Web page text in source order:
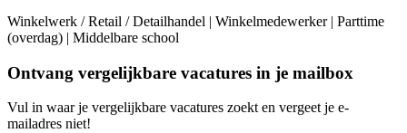
Winkelwerk / Retail / Detailhandel | Winkelmedewerker | Parttime
(overdag) | Middelbare school
Ontvang vergelijkbare vacatures in je mailbox
Vul in waar je vergelijkbare vacatures zoekt en vergeet je e-
mailadres niet!